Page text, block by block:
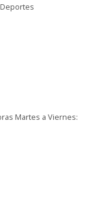
Martes a Viernes: